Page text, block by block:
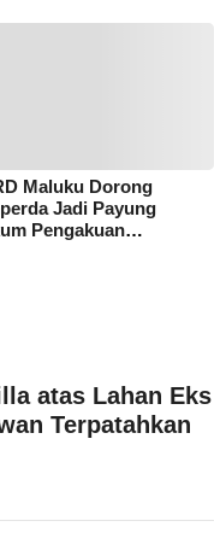
Maluku Dorong
Jadi Payung
Pengakuan
atas Lahan Eks
Terpatahkan